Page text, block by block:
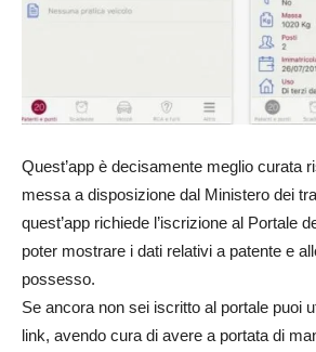
Quest’app è decisamente meglio curata
messa a disposizione dal Ministero dei
quest’app richiede l’iscrizione al Portale
poter mostrare i dati relativi a patente e
possesso.
Se ancora non sei iscritto al portale puoi
link, avendo cura di avere a portata di